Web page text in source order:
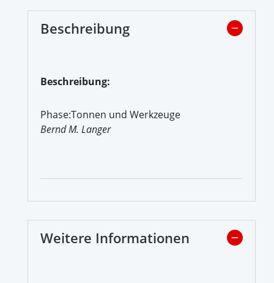
Beschreibung
Beschreibung:
Phase:Tonnen und Werkzeuge
Bernd M. Langer
Weitere Informationen